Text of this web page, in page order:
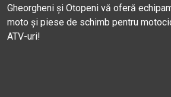
Gheorgheni și Otopeni vă oferă
moto și piese de schimb pentru
ATV-uri!